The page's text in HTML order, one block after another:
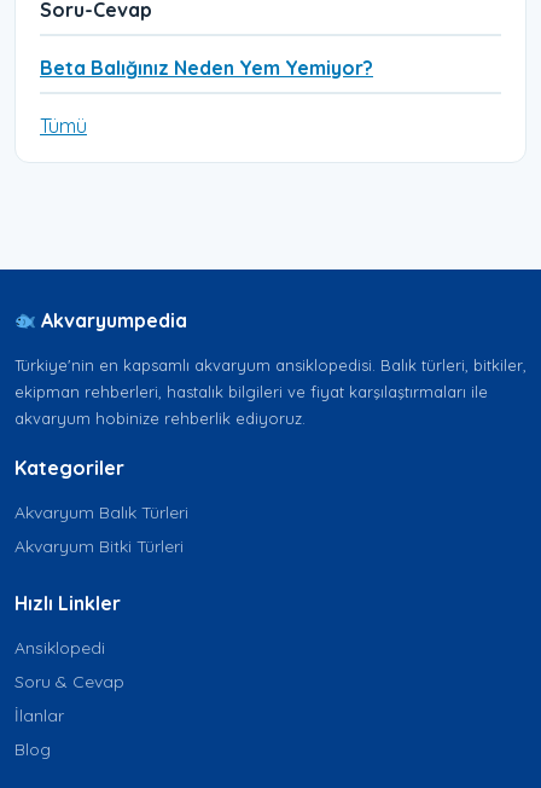
Soru-Cevap
Beta Balığınız Neden Yem Yemiyor?
Tümü
Akvaryumpedia
Türkiye'nin en kapsamlı akvaryum ansiklopedisi. Balık türleri, bitkiler,
ekipman rehberleri, hastalık bilgileri ve fiyat karşılaştırmaları ile
akvaryum hobinize rehberlik ediyoruz.
Kategoriler
Akvaryum Balık Türleri
Akvaryum Bitki Türleri
Hızlı Linkler
Ansiklopedi
Soru & Cevap
İlanlar
Blog